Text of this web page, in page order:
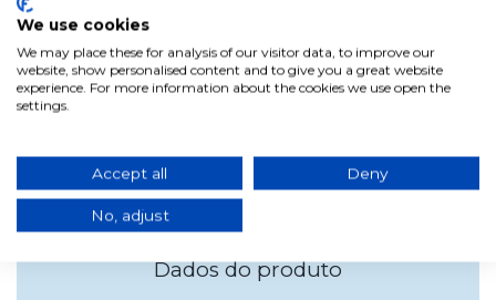
Este elemento de iluminação é feito de alumínio com
acabamento branco e a sua classificação de protecção é
IP20 (contra corpos sólidos, humidade e/ou pó).
Funciona com uma lâmpada de tomada GU10 de 50W no
máximo (lâmpada não incluída).
Montado sobre placas de gesso cartonado e tectos de gesso.
Dados do produto
We use cookies
We may place these for analysis of our visitor data, to improve our
website, show personalised content and to give you a great website
experience. For more information about the cookies we use open the
settings.
Accept all Deny
No, adjust